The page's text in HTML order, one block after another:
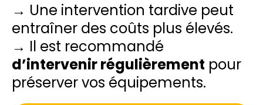
→ Une intervention tardive peut
entraîner des coûts plus élevés.
→ Il est recommandé
d’intervenir régulièrement pour
préserver vos équipements.